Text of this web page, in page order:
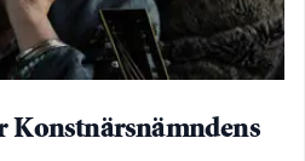
Konstnärsnämndens